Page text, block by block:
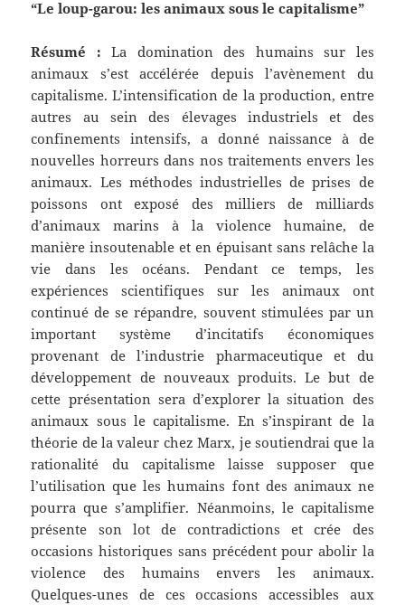
“Le loup-garou: les animaux sous le capitalisme”
Résumé : La domination des humains sur les
animaux s’est accélérée depuis l’avènement du
capitalisme. L’intensification de la production, entre
autres au sein des élevages industriels et des
confinements intensifs, a donné naissance à de
nouvelles horreurs dans nos traitements envers les
animaux. Les méthodes industrielles de prises de
poissons ont exposé des milliers de milliards
d’animaux marins à la violence humaine, de
manière insoutenable et en épuisant sans relâche la
vie dans les océans. Pendant ce temps, les
expériences scientifiques sur les animaux ont
continué de se répandre, souvent stimulées par un
important système d’incitatifs économiques
provenant de l’industrie pharmaceutique et du
développement de nouveaux produits. Le but de
cette présentation sera d’explorer la situation des
animaux sous le capitalisme. En s’inspirant de la
théorie de la valeur chez Marx, je soutiendrai que la
rationalité du capitalisme laisse supposer que
l’utilisation que les humains font des animaux ne
pourra que s’amplifier. Néanmoins, le capitalisme
présente son lot de contradictions et crée des
occasions historiques sans précédent pour abolir la
violence des humains envers les animaux.
Quelques-unes de ces occasions accessibles aux